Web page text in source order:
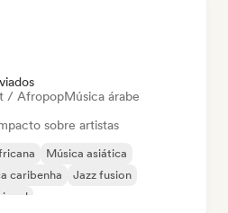
/ AfropopMúsica árabe
sobre artistas
Música asiática
caribenha
Jazz fusion